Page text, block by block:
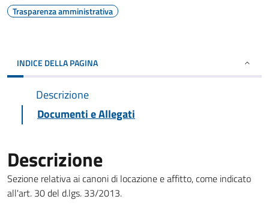
Trasparenza amministrativa
INDICE DELLA PAGINA
Descrizione
Documenti e Allegati
Descrizione
Sezione relativa ai canoni di locazione e affitto, come indicato
all'art. 30 del d.lgs. 33/2013.